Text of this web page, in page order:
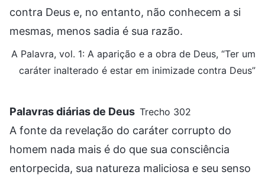
contra Deus e, no entanto, não conhecem a si
mesmas, menos sadia é sua razão.
A Palavra, vol. 1: A aparição e a obra de Deus, “Ter um
caráter inalterado é estar em inimizade contra Deus”
Palavras diárias de Deus Trecho 302
A fonte da revelação do caráter corrupto do
homem nada mais é do que sua consciência
entorpecida, sua natureza maliciosa e seu senso